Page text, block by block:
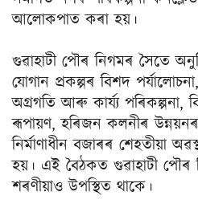
আলোকপাত কৰা হয়।
গুৱাহাটী পৌৰ নিগমৰ সৈতে
যোগান প্ৰকল্পৰ বিশদ
অগ্ৰগতি আৰু কাৰ্য্য পৰিকল্পনা,
ৰূপায়ণ, হৰিজন কলনীৰ
নিৰ্মাণাধীন বজাৰৰ শেহতীয়া
হয়। এই বৈঠকত গুৱাহাটী পৌৰ
শৰণীয়াও উপস্থিত থাকে।